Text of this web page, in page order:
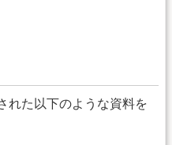
れた以下のような資料を